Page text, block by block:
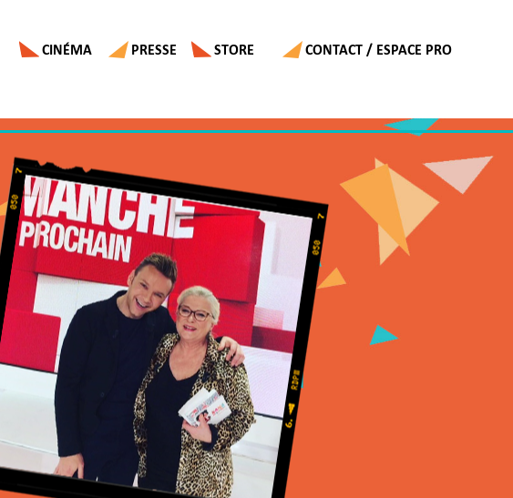
CINÉMA PRESSE STORE CONTACT / ESPACE PRO